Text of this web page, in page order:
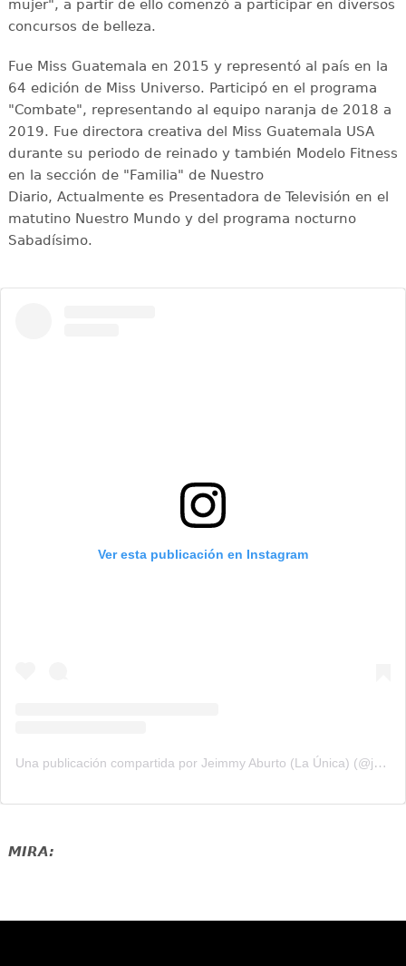
mujer", a partir de ello comenzó a participar en diversos
concursos de belleza.
Fue Miss Guatemala en 2015 y representó al país en la
64 edición de Miss Universo. Participó en el programa
"Combate", representando al equipo naranja de 2018 a
2019. Fue directora creativa del Miss Guatemala USA
durante su periodo de reinado y también Modelo Fitness
en la sección de "Familia" de Nuestro
Diario, Actualmente es Presentadora de Televisión en el
matutino Nuestro Mundo y del programa nocturno
Sabadísimo.
Ver esta publicación en Instagram
Una publicación compartida por Jeimmy Aburto (La Única) (@jeimmy_aburto)
MIRA: